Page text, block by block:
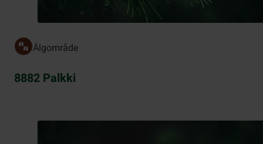
Älgområde
8882 Palkki